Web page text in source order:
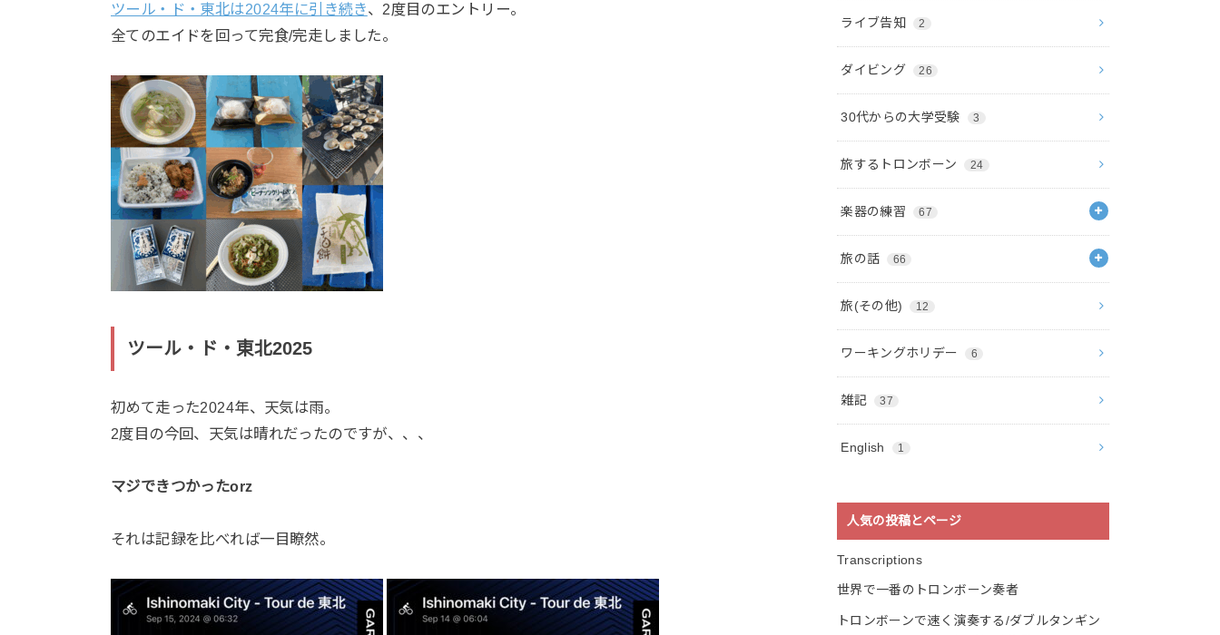
ツール・ド・東北は2024年に引き続き、2度目のエントリー。
全てのエイドを回って完食/完走しました。
ツール・ド・東北2025
初めて走った2024年、天気は雨。
2度目の今回、天気は晴れだったのですが、、、
マジできつかったorz
それは記録を比べれば一目瞭然。
ライブ告知 2
ダイビング 26
30代からの大学受験 3
旅するトロンボーン 24
楽器の練習 67
旅の話 66
旅(その他) 12
ワーキングホリデー 6
雑記 37
English 1
人気の投稿とページ
Transcriptions
世界で一番のトロンボーン奏者
トロンボーンで速く演奏する/ダブルタンギン